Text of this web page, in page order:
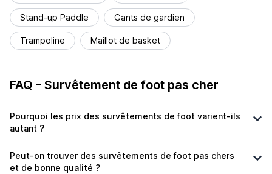
Stand-up Paddle Gants de gardien
Trampoline Maillot de basket
FAQ - Survêtement de foot pas cher
Pourquoi les prix des survêtements de foot varient-ils
autant ?
Peut-on trouver des survêtements de foot pas chers
et de bonne qualité ?